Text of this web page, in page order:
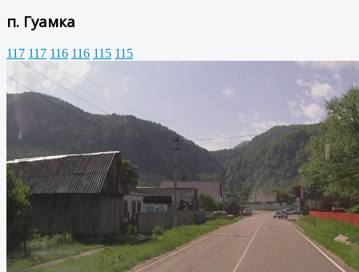
п. Гуамка
117 117 116 116 115 115